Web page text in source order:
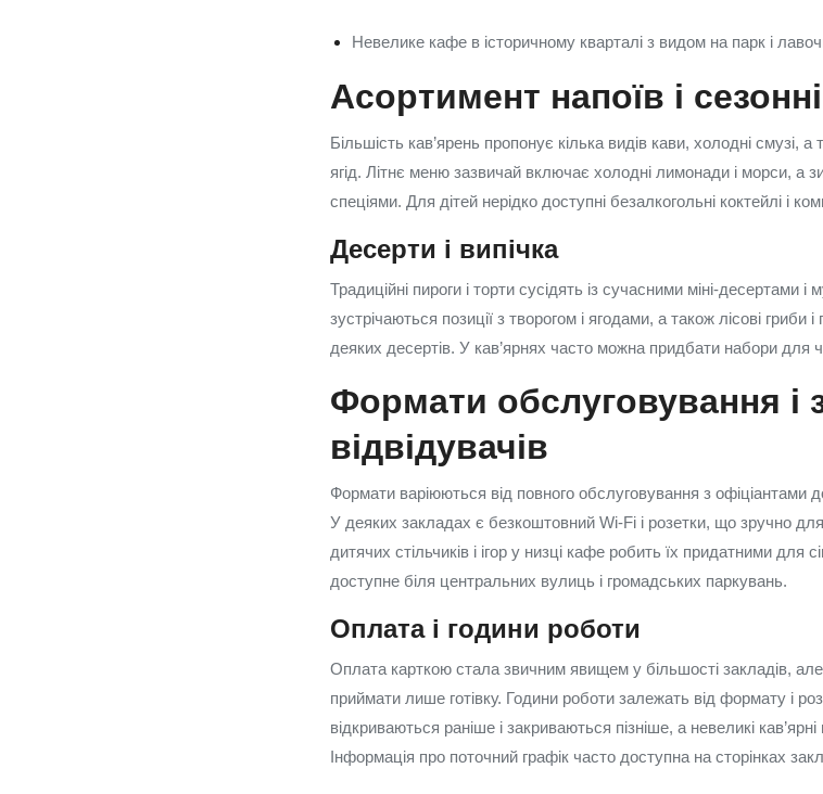
Невелике кафе в історичному кварталі з видом на парк і
Асортимент напоїв і
Більшість кав’ярень пропонує кілька видів кави, холодні смузі, а
ягід. Літнє меню зазвичай включає холодні лимонади і морси, а
спеціями. Для дітей нерідко доступні безалкогольні коктейлі і
Десерти і випічка
Традиційні пироги і торти сусідять із сучасними міні-десертами
зустрічаються позиції з творогом і ягодами, а також лісові гриби
деяких десертів. У кав’ярнях часто можна придбати набори для
Формати обслуговування і
відвідувачів
Формати варіюються від повного обслуговування з офіціантами
У деяких закладах є безкоштовний Wi‑Fi і розетки, що зручно
дитячих стільчиків і ігор у низці кафе робить їх придатними для
доступне біля центральних вулиць і громадських паркувань.
Оплата і години роботи
Оплата карткою стала звичним явищем у більшості закладів,
приймати лише готівку. Години роботи залежать від формату і
відкриваються раніше і закриваються пізніше, а невеликі
Інформація про поточний графік часто доступна на сторінках